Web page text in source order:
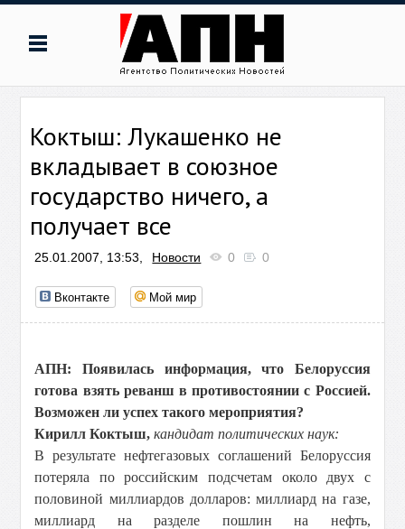
Коктыш: Лукашенко не
вкладывает в союзное
государство ничего, а
получает все
25.01.2007, 13:53, Новости 0 0
Вконтакте Мой мир
АПН: Появилась информация, что Белоруссия
готова взять реванш в противостоянии с Россией.
Возможен ли успех такого мероприятия?
Кирилл Коктыш,кандидат политических наук:
В результате нефтегазовых соглашений Белоруссия
потеряла по российским подсчетам около двух с
половиной миллиардов долларов: миллиард на газе,
миллиард на разделе пошлин на нефть,